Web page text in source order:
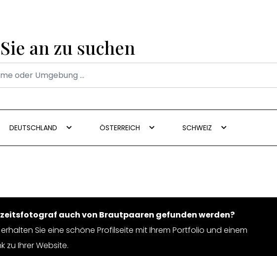
an zu suchen
DEUTSCHLAND ÖSTERREICH SCHWEIZ
auch von Brautpaaren gefunden werden?
Sie eine schöne Profilseite mit Ihrem Portfolio und einem
zu Ihrer Website.